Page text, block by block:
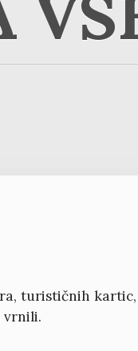
turističnih kartic,
vrnili.